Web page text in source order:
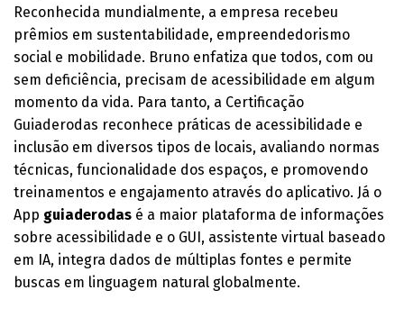
Reconhecida mundialmente, a empresa recebeu
prêmios em sustentabilidade, empreendedorismo
social e mobilidade. Bruno enfatiza que todos, com ou
sem deficiência, precisam de acessibilidade em algum
momento da vida. Para tanto, a Certificação
Guiaderodas reconhece práticas de acessibilidade e
inclusão em diversos tipos de locais, avaliando normas
técnicas, funcionalidade dos espaços, e promovendo
treinamentos e engajamento através do aplicativo. Já o
App guiaderodas é a maior plataforma de informações
sobre acessibilidade e o GUI, assistente virtual baseado
em IA, integra dados de múltiplas fontes e permite
buscas em linguagem natural globalmente.